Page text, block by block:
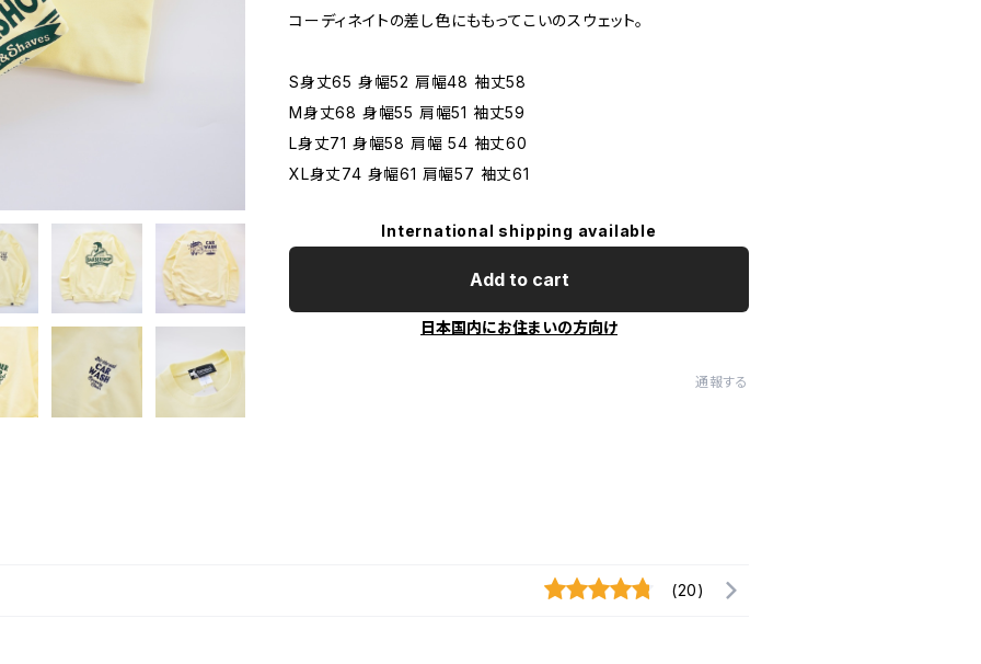
コーディネイトの差し色にももってこいのスウェット。
S身丈65 身幅52 肩幅48 袖丈58
M身丈68 身幅55 肩幅51 袖丈59
L身丈71 身幅58 肩幅 54 袖丈60
XL身丈74 身幅61 肩幅57 袖丈61
International shipping available
Add to cart
日本国内にお住まいの方向け
通報する
(20)